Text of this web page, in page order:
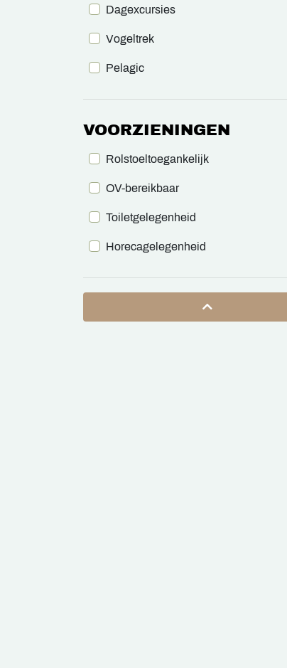
Dagexcursies
Vogeltrek
Pelagic
VOORZIENINGEN
Rolstoeltoegankelijk
OV-bereikbaar
Toiletgelegenheid
Horecagelegenheid